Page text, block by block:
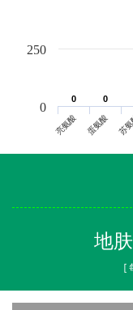
0
0 0
0
亮氨酸 蛋氨酸 苏
0
250
地
[